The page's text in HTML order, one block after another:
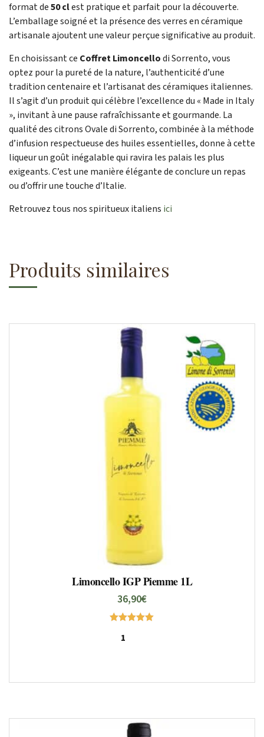
format de50 clest pratique et parfait pour la découverte.
L’emballage soigné et la présence des verres en céramique
artisanale ajoutent une valeur perçue significative au produit.
En choisissant ce Coffret Limoncellodi Sorrento, vous
optez pour la pureté de la nature, l’authenticité d’une
tradition centenaire et l’artisanat des céramiques italiennes.
Il s’agit d’un produit qui célèbre l’excellence du « Made in Italy
», invitant à une pause rafraîchissante et gourmande. La
qualité des citrons Ovale di Sorrento, combinée à la méthode
d’infusion respectueuse des huiles essentielles, donne à cette
liqueur un goût inégalable qui ravira les palais les plus
exigeants. C’est une manière élégante de conclure un repas
ou d’offrir une touche d’Italie.
Retrouvez tous nos spiritueux italiens ici
Produits similaires
Limoncello IGP Piemme 1L
36,90€